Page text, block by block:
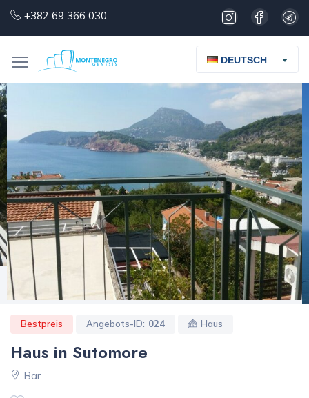
+382 69 366 030
DEUTSCH
Bestpreis Angebots-ID: 024 Haus
Haus in Sutomore
Bar